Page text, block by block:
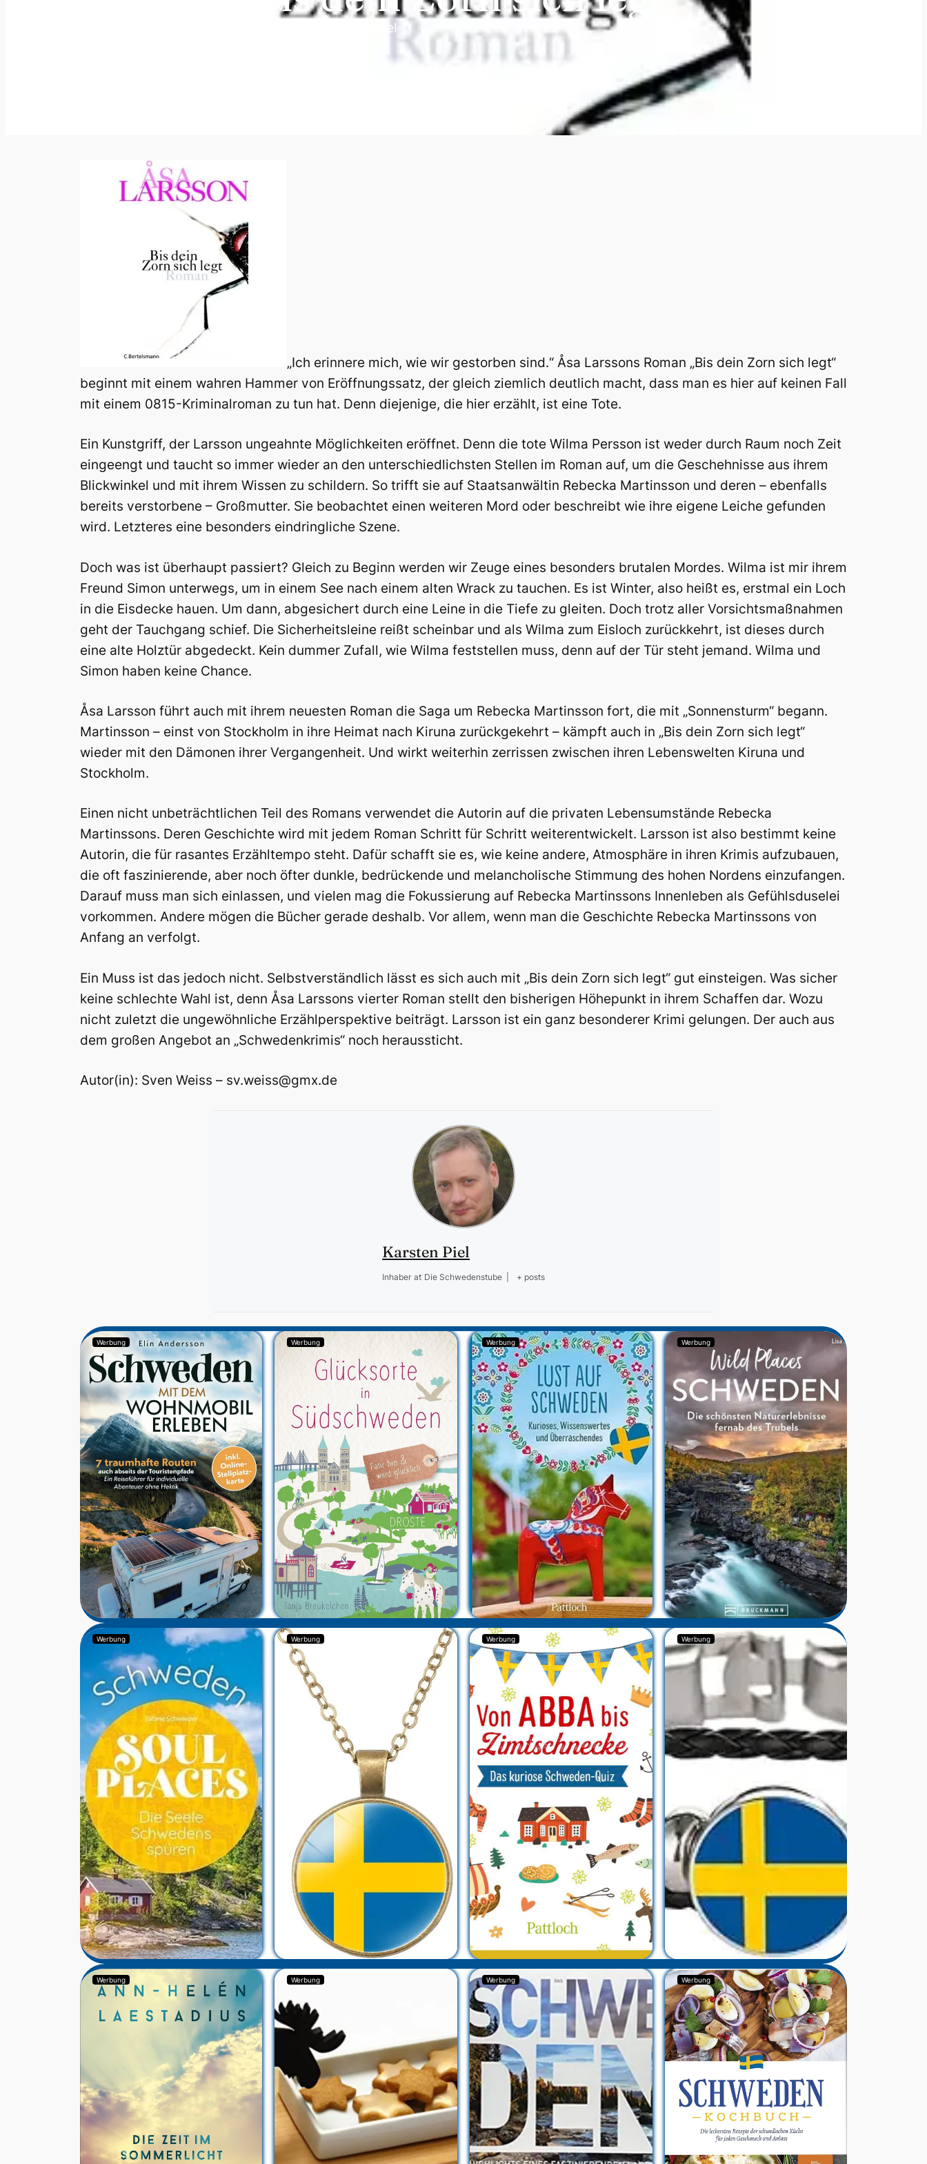
Karsten Piel
„Ich erinnere mich, wie wir gestorben sind.“ Åsa Larssons Roman „Bis dein Zorn sich legt“
beginnt mit einem wahren Hammer von Eröffnungssatz, der gleich ziemlich deutlich macht, dass man es hier auf keinen Fall
mit einem 0815-Kriminalroman zu tun hat. Denn diejenige, die hier erzählt, ist eine Tote.
Ein Kunstgriff, der Larsson ungeahnte Möglichkeiten eröffnet. Denn die tote Wilma Persson ist weder durch Raum noch Zeit
eingeengt und taucht so immer wieder an den unterschiedlichsten Stellen im Roman auf, um die Geschehnisse aus ihrem
Blickwinkel und mit ihrem Wissen zu schildern. So trifft sie auf Staatsanwältin Rebecka Martinsson und deren – ebenfalls
bereits verstorbene – Großmutter. Sie beobachtet einen weiteren Mord oder beschreibt wie ihre eigene Leiche gefunden
wird. Letzteres eine besonders eindringliche Szene.
Doch was ist überhaupt passiert? Gleich zu Beginn werden wir Zeuge eines besonders brutalen Mordes. Wilma ist mir ihrem
Freund Simon unterwegs, um in einem See nach einem alten Wrack zu tauchen. Es ist Winter, also heißt es, erstmal ein Loch
in die Eisdecke hauen. Um dann, abgesichert durch eine Leine in die Tiefe zu gleiten. Doch trotz aller Vorsichtsmaßnahmen
geht der Tauchgang schief. Die Sicherheitsleine reißt scheinbar und als Wilma zum Eisloch zurückkehrt, ist dieses durch
eine alte Holztür abgedeckt. Kein dummer Zufall, wie Wilma feststellen muss, denn auf der Tür steht jemand. Wilma und
Simon haben keine Chance.
Åsa Larsson führt auch mit ihrem neuesten Roman die Saga um Rebecka Martinsson fort, die mit „Sonnensturm“ begann.
Martinsson – einst von Stockholm in ihre Heimat nach Kiruna zurückgekehrt – kämpft auch in „Bis dein Zorn sich legt“
wieder mit den Dämonen ihrer Vergangenheit. Und wirkt weiterhin zerrissen zwischen ihren Lebenswelten Kiruna und
Stockholm.
Einen nicht unbeträchtlichen Teil des Romans verwendet die Autorin auf die privaten Lebensumstände Rebecka
Martinssons. Deren Geschichte wird mit jedem Roman Schritt für Schritt weiterentwickelt. Larsson ist also bestimmt keine
Autorin, die für rasantes Erzähltempo steht. Dafür schafft sie es, wie keine andere, Atmosphäre in ihren Krimis aufzubauen,
die oft faszinierende, aber noch öfter dunkle, bedrückende und melancholische Stimmung des hohen Nordens einzufangen.
Darauf muss man sich einlassen, und vielen mag die Fokussierung auf Rebecka Martinssons Innenleben als Gefühlsduselei
vorkommen. Andere mögen die Bücher gerade deshalb. Vor allem, wenn man die Geschichte Rebecka Martinssons von
Anfang an verfolgt.
Ein Muss ist das jedoch nicht. Selbstverständlich lässt es sich auch mit „Bis dein Zorn sich legt“ gut einsteigen. Was sicher
keine schlechte Wahl ist, denn Åsa Larssons vierter Roman stellt den bisherigen Höhepunkt in ihrem Schaffen dar. Wozu
nicht zuletzt die ungewöhnliche Erzählperspektive beiträgt. Larsson ist ein ganz besonderer Krimi gelungen. Der auch aus
dem großen Angebot an „Schwedenkrimis“ noch heraussticht.
Autor(in): Sven Weiss – sv.weiss@gmx.de
Karsten Piel
Inhaber at Die Schwedenstube + posts
Werbung Werbung Werbung Werbung
Werbung Werbung Werbung Werbung
Werbung Werbung Werbung Werbung